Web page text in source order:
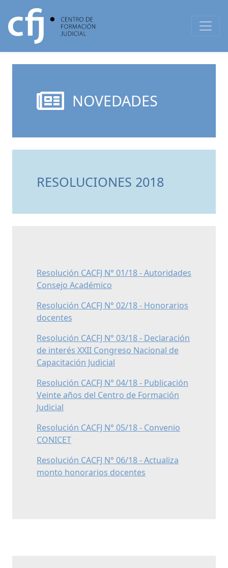
NOVEDADES
RESOLUCIONES 2018
Resolución CACFJ N° 01/18 - Autoridades
Consejo Académico
Resolución CACFJ N° 02/18 - Honorarios
docentes
Resolución CACFJ N° 03/18 - Declaración
de interés XXII Congreso Nacional de
Capacitación Judicial
Resolución CACFJ N° 04/18 - Publicación
Veinte años del Centro de Formación
Judicial
Resolución CACFJ N° 05/18 - Convenio
CONICET
Resolución CACFJ N° 06/18 - Actualiza
monto honorarios docentes